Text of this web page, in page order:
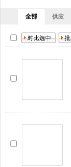
全部 供应